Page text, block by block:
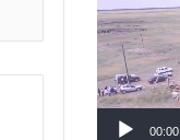
00:00